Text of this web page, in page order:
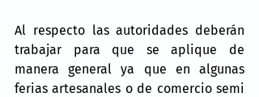
Al respecto las autoridades deberán
trabajar para que se aplique de
manera general ya que en algunas
ferias artesanales o de comercio semi